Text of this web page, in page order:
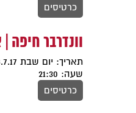
כרטיסים
וונדרבר חיפה
תאריך: יום שבת 8.7.17
שעה: 21:30
כרטיסים